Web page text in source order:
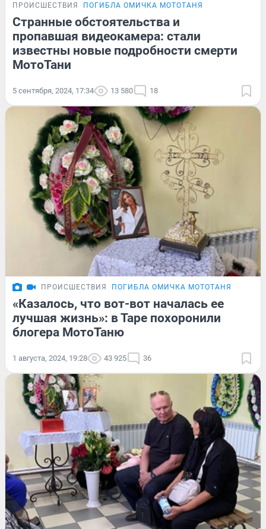
ПРОИСШЕСТВИЯ ПОГИБЛА ОМИЧКА МОТОТАНЯ
Странные обстоятельства и
пропавшая видеокамера: стали
известны новые подробности смерти
МотоТани
5 сентября, 2024, 17:34 13 580 18
ПРОИСШЕСТВИЯ ПОГИБЛА ОМИЧКА МОТОТАНЯ
«Казалось, что вот-вот началась ее
лучшая жизнь»: в Таре похоронили
блогера МотоТаню
1 августа, 2024, 19:28 43 925 36